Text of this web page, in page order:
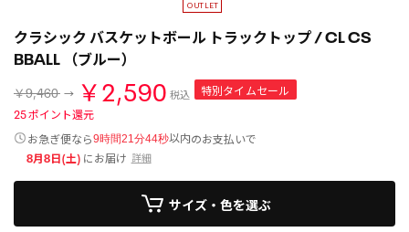
クラシック バスケットボール トラックトップ / CL CS
BBALL （ブルー）
￥9,460 ￥2,590 税込
特別タイムセール
25ポイント還元
お急ぎ便なら9時間21分43秒以内のお支払いで
8月8日(土) にお届け 詳細
サイズ・色を選ぶ